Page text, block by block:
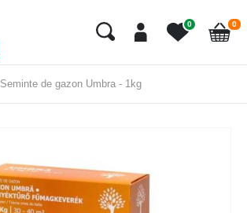
0
Cart
0
Seminte de gazon Umbra - 1kg